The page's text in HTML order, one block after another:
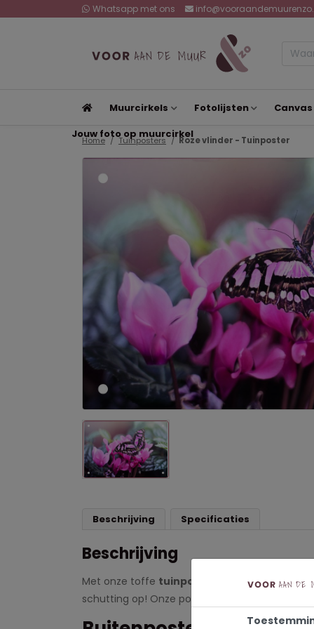
Whatsapp met ons
Muurcirkels Fotolijsten Canvas
Jouw foto op muurcirkel
Home Tuinposters Roze vlinder - Tuinposter
Beschrijving Specificaties
Beschrijving
Met onze toffe tuinposter
'Roze vlinder'
schutting op! Onze posters zijn UV-en